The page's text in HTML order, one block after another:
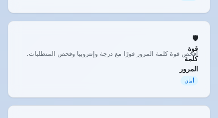
🛡️
قوة
كلمة
المرور
افحص قوة كلمة المرور فورًا مع درجة وإنتروبيا وفحص المتطلبات.
أمان